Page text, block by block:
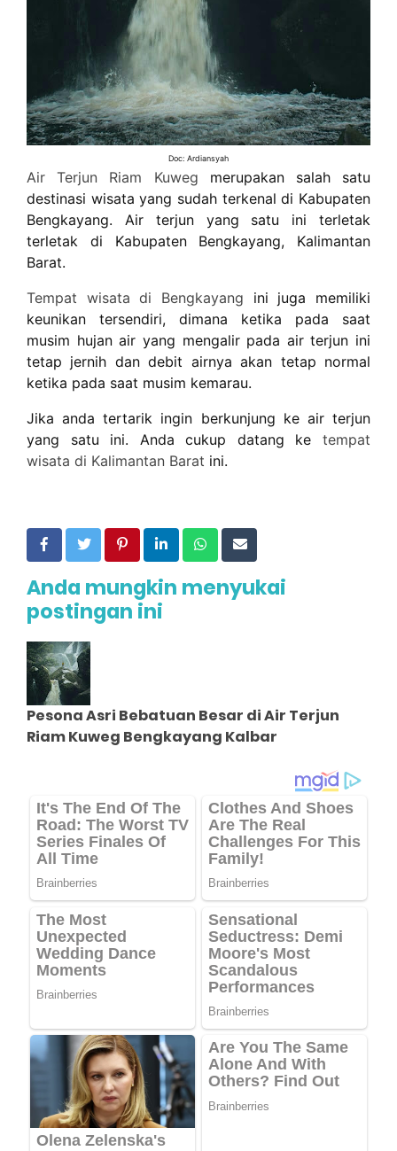
Doc: Ardiansyah
Air Terjun Riam Kuweg merupakan salah satu
destinasi wisata yang sudah terkenal di Kabupaten
Bengkayang. Air terjun yang satu ini terletak
terletak di Kabupaten Bengkayang, Kalimantan
Barat.
Tempat wisata di Bengkayang ini juga memiliki
keunikan tersendiri, dimana ketika pada saat
musim hujan air yang mengalir pada air terjun ini
tetap jernih dan debit airnya akan tetap normal
ketika pada saat musim kemarau.
Jika anda tertarik ingin berkunjung ke air terjun
yang satu ini. Anda cukup datang ke tempat
wisata di Kalimantan Barat ini.
Anda mungkin menyukai
postingan ini
Pesona Asri Bebatuan Besar di Air Terjun
Riam Kuweg Bengkayang Kalbar